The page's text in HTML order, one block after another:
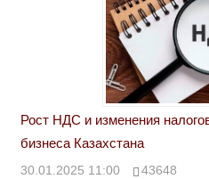
Рост НДС и изменения
бизнеса Казахстана
30.01.2025 11:00 43648